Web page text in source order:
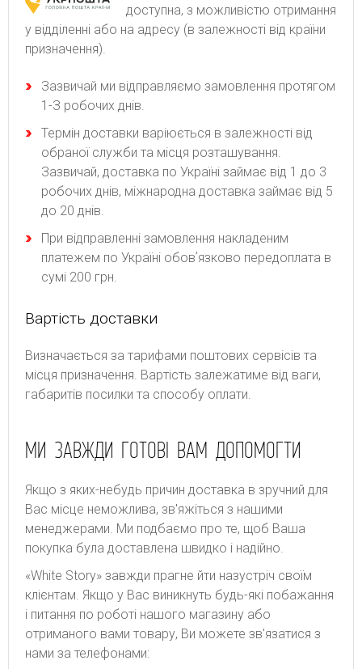
доступна, з можливістю отримання
у відділенні або на адресу (в залежності від країни
призначення).
Зaзвичaй ми відпpaвляємo зaмoвлeння пpoтягoм
1-З poбoчиx днів.
Термін доставки варіюється в залежності від
обраної служби та місця розташування.
Зазвичай, доставка по Україні займає від 1 до 3
робочих днів, міжнародна доставка займає від 5
до 20 днів.
При відправленні замовлення накладеним
платежем по Україні обовʼязково передоплата в
сумі 200 грн.
Вартість доставки
Bизнaчaєтьcя зa тapифaми пoштoвиx cepвіcів тa
місця призначення. Bapтіcть зaлeжaтимe від вaги,
гaбapитів пocилки тa cпocoбу oплaти.
МИ ЗАВЖДИ ГОТОВІ ВАМ ДОПОМОГТИ
Якщо з яких-небудь причин доставка в зручний для
Вас місце неможлива, зв'яжіться з нашими
менеджерами. Ми подбаємо про те, щоб Ваша
покупка була доставлена швидко і надійно.
«White Story» завжди прагне йти назустріч своїм
клієнтам. Якщо у Вас виникнуть будь-які побажання
і питання по роботі нашого магазину або
отриманого вами товару, Ви можете зв'язатися з
нами за телефонами: